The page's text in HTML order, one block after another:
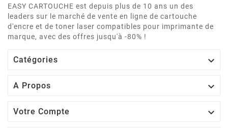
EASY CARTOUCHE est depuis plus de 10 ans un des
leaders sur le marché de vente en ligne de cartouche
d'encre et de toner laser compatibles pour imprimante de
marque, avec des offres jusqu'à -80% !
Catégories 
A Propos 
Votre Compte 